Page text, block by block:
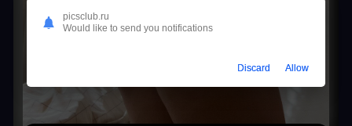
picsclub.ru
Would like to send you notifications
Discard Allow